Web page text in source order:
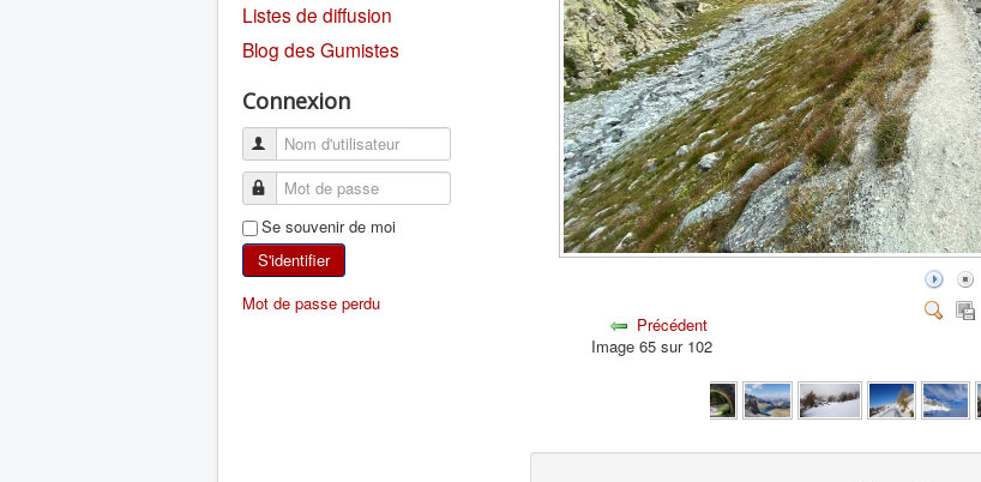
Listes de diffusion
Blog des Gumistes
Connexion
Se souvenir de moi
S'identifier
Mot de passe perdu
Précédent
Image 65 sur 102